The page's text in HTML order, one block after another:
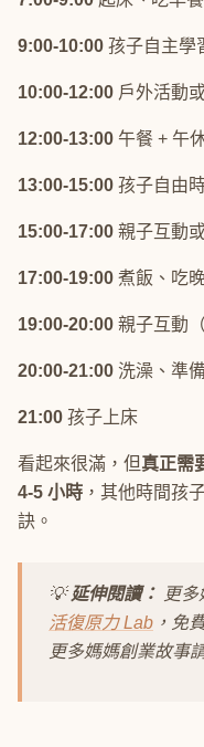
9:00-10:00 孩子自主學
10:00-12:00 戶外活動
12:00-13:00 午餐 + 午
13:00-15:00 孩子自由
15:00-17:00 親子互動
17:00-19:00 煮飯、吃
19:00-20:00 親子互動
20:00-21:00 洗澡、準
21:00 孩子上床
看起來很滿，但真正需
4-5 小時 ，其他時間孩
訣。
💡 延伸閱讀： 更
活復原力 Lab ，免
更多媽媽創業故事